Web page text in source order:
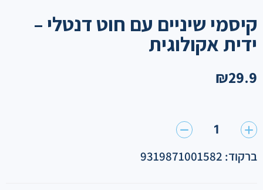
קיסמי שיניים עם חוט דנטלי –
ידית אקולוגית
₪29.9
1
ברקוד: 9319871001582